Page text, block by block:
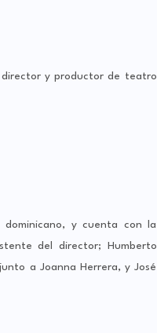
director y productor de teatro
y cuenta con la
del director; Humberto
a Joanna Herrera, y José